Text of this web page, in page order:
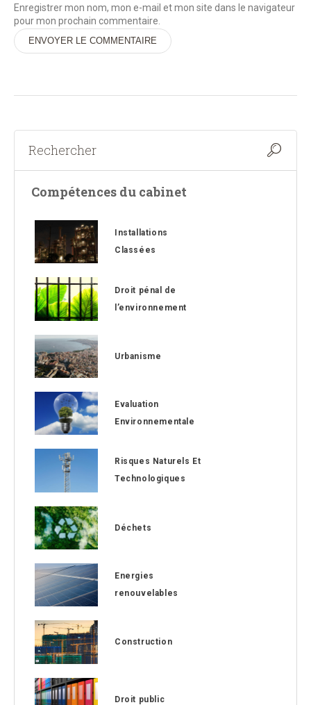
Enregistrer mon nom, mon e-mail et mon site dans le navigateur
pour mon prochain commentaire.
Compétences du cabinet
Installations
Classées
Droit pénal de
l’environnement
Urbanisme
Evaluation
Environnementale
Risques Naturels Et
Technologiques
Déchets
Energies
renouvelables
Construction
Droit public